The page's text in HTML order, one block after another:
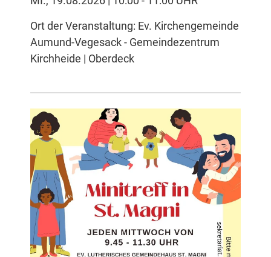
Ort der Veranstaltung: Ev. Kirchengemeinde
Aumund-Vegesack - Gemeindezentrum
Kirchheide | Oberdeck